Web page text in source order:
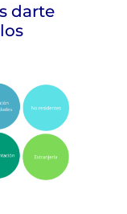
darte